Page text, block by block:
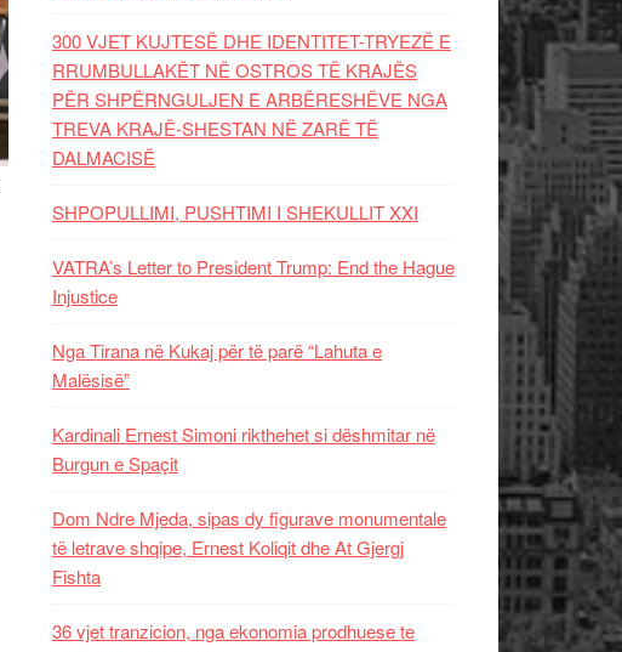
300 VJET KUJTESË DHE IDENTITET-TRYEZË E
RRUMBULLAKËT NË OSTROS TË KRAJËS
PËR SHPËRNGULJEN E ARBËRESHËVE NGA
TREVA KRAJË-SHESTAN NË ZARË TË
DALMACISË
SHPOPULLIMI, PUSHTIMI I SHEKULLIT XXI
VATRA’s Letter to President Trump: End the Hague
Injustice
Nga Tirana në Kukaj për të parë “Lahuta e
Malësisë”
Kardinali Ernest Simoni rikthehet si dëshmitar në
Burgun e Spaçit
Dom Ndre Mjeda, sipas dy figurave monumentale
të letrave shqipe, Ernest Koliqit dhe At Gjergj
Fishta
36 vjet tranzicion, nga ekonomia prodhuese te